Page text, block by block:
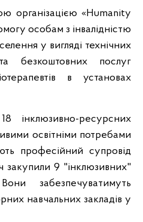
організацією «Humanity
особам з інвалідністю
у вигляді технічних
та безкоштовних послуг
в установах
інклюзивно-ресурсних
освітніми потребами
професійний супровід
закупили 9 "інклюзивних"
забезпечуватимуть
навчальних закладів у